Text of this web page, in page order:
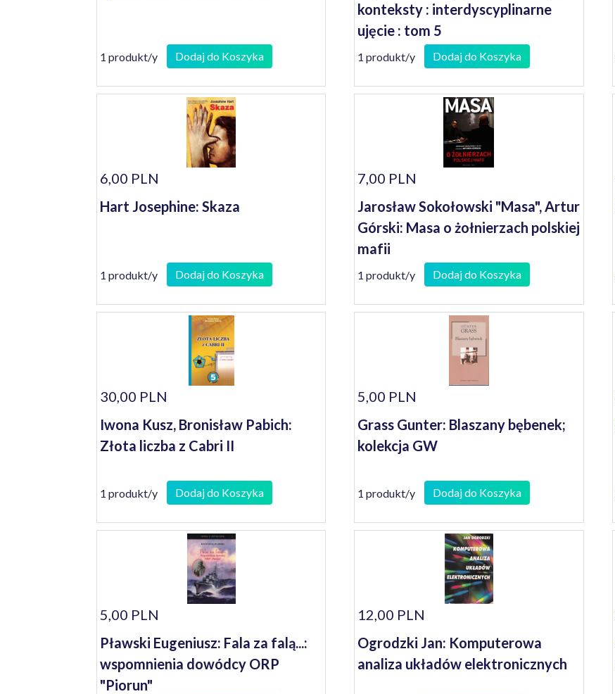
1 produkt/y Dodaj do Koszyka
konteksty : interdyscyplinarne
ujęcie : tom 5
1 produkt/y Dodaj do Koszyka
6,00 PLN
Hart Josephine: Skaza
1 produkt/y Dodaj do Koszyka
7,00 PLN
Jarosław Sokołowski "Masa", Artur
Górski: Masa o żołnierzach polskiej
mafii
1 produkt/y Dodaj do Koszyka
30,00 PLN
Iwona Kusz, Bronisław Pabich:
Złota liczba z Cabri II
1 produkt/y Dodaj do Koszyka
5,00 PLN
Grass Gunter: Blaszany bębenek;
kolekcja GW
1 produkt/y Dodaj do Koszyka
5,00 PLN
Pławski Eugeniusz: Fala za falą...:
wspomnienia dowódcy ORP
"Piorun"
12,00 PLN
Ogrodzki Jan: Komputerowa
analiza układów elektronicznych